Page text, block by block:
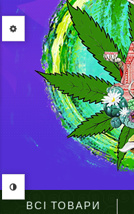
ВСІ ТОВАРИ